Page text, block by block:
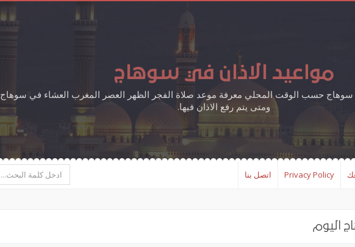
مواعيد الاذان في سوهاج
سوهاج حسب الوقت المحلي معرفة موعد صلاة الفجر الظهر العصر المغرب العشاء في سوهاج
ومتى يتم رفع الاذان فيها.
Privacy Policy اتصل بنا
اليوم